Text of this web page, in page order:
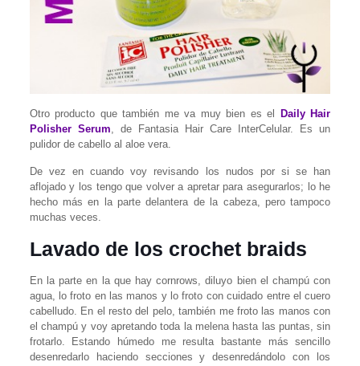
Otro producto que también me va muy bien es el
Daily Hair
Polisher Serum, de Fantasia Hair Care InterCelular. Es un
pulidor de cabello al aloe vera.
De vez en cuando voy revisando los nudos por si se han
aflojado y los tengo que volver a apretar para asegurarlos; lo he
hecho más en la parte delantera de la cabeza, pero tampoco
muchas veces.
Lavado de los crochet braids
En la parte en la que hay cornrows, diluyo bien el champú con
agua, lo froto en las manos y lo froto con cuidado entre el cuero
cabelludo. En el resto del pelo, también me froto las manos con
el champú y voy apretando toda la melena hasta las puntas, sin
frotarlo. Estando húmedo me resulta bastante más sencillo
desenredarlo haciendo secciones y desenredándolo con los